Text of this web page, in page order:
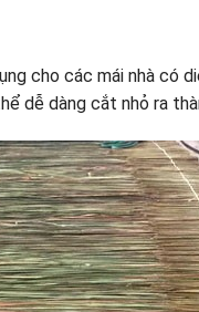
cho các mái nhà có
dễ dàng cắt nhỏ ra